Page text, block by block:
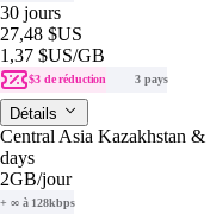
30 jours
27,48 $US
1,37 $US/GB
$3 de réduction 3 pays
Détails
Central Asia Kazakhstan
days
2GB/jour
+ ∞ à 128kbps